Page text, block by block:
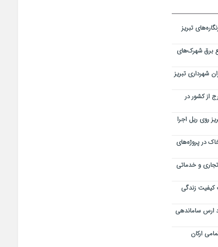
تبریز
برق شهرک‌های
شهرداری تبریز
از کشور در
روی ریل اجرا
در پروژه‌های
تجاری و خدماتی
کیفیت زندگی
ارس ساماندهی
ارکان